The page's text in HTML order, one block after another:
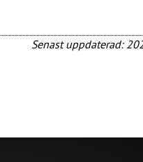
Senast uppdaterad: